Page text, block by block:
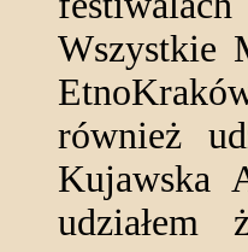
Wszystkie
również
Kujawska
udziałem